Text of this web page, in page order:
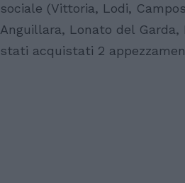
sociale (Vittoria, Lodi,
Anguillara, Lonato del Garda,
stati acquistati 2